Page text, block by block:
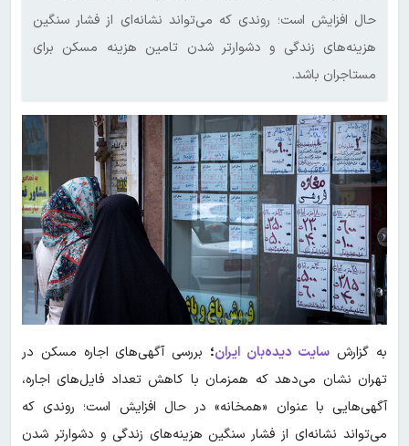
حال افزایش است؛ روندی که می‌تواند نشانه‌ای از فشار سنگین
هزینه‌های زندگی و دشوارتر شدن تامین هزینه مسکن برای
مستاجران باشد.
به گزارش سایت دیده‌بان ایران؛ بررسی آگهی‌های اجاره مسکن در
تهران نشان می‌دهد که همزمان با کاهش تعداد فایل‌های اجاره،
آگهی‌هایی با عنوان «همخانه» در حال افزایش است؛ روندی که
می‌تواند نشانه‌ای از فشار سنگین هزینه‌های زندگی و دشوارتر شدن